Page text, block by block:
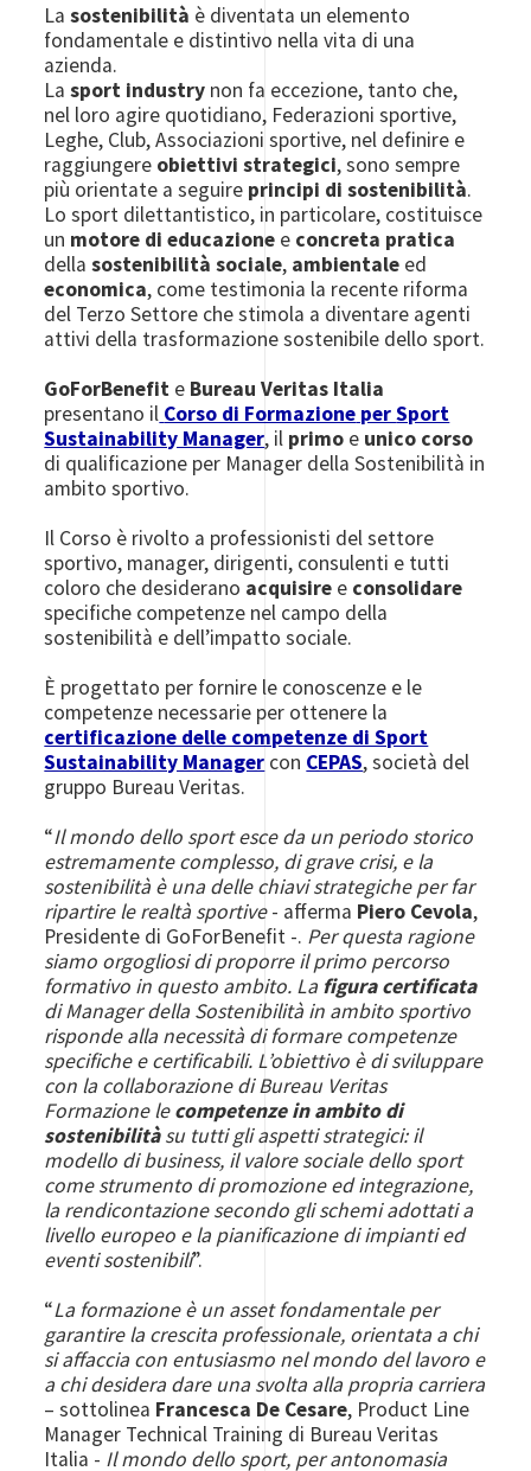
Lasostenibilità è diventata un elemento
fondamentale e distintivo nella vita di una
azienda.
Lasport industry non fa eccezione, tanto che,
nel loro agire quotidiano, Federazioni sportive,
Leghe, Club, Associazioni sportive, nel definire e
raggiungere obiettivi strategici, sono sempre
più orientate a seguire principi di sostenibilità.
Lo sport dilettantistico, in particolare, costituisce
un motore di educazione e concreta pratica
della sostenibilità sociale, ambientale ed
economica, come testimonia la recente riforma
del Terzo Settore che stimola a diventare agenti
attivi della trasformazione sostenibile dello sport.
GoForBenefit e Bureau Veritas Italia
presentano il Corso di Formazione perSport
Sustainability Manager, il primo e unico corso
di qualificazione per Manager della Sostenibilità in
ambito sportivo.
Il Corso è rivolto a professionisti del settore
sportivo, manager, dirigenti, consulenti e tutti
coloro che desiderano acquisire e consolidare
specifiche competenze nel campo della
sostenibilità e dell’impatto sociale.
È progettato per fornire le conoscenze e le
competenze necessarie per ottenere la
certificazione delle competenze di Sport
Sustainability Manager con CEPAS, società del
gruppo Bureau Veritas.
“Il mondo dello sport esce da un periodo storico
estremamente complesso, di grave crisi, e la
sostenibilità è una delle chiavi strategiche per far
ripartire le realtà sportive- afferma Piero Cevola,
Presidente di GoForBenefit -. Per questa ragione
siamo orgogliosi di proporre il primo percorso
formativo in questo ambito. La figura certificata
di Manager della Sostenibilità in ambito sportivo
risponde alla necessità di formare competenze
specifiche e certificabili. L’obiettivo è di sviluppare
con la collaborazione di Bureau Veritas
Formazione lecompetenze in ambito di
sostenibilitàsu tutti gli aspetti strategici: il
modello di business, il valore sociale dello sport
come strumento di promozione ed integrazione,
la rendicontazione secondo gli schemi adottati a
livello europeo e la pianificazione di impianti ed
eventi sostenibili”.
“La formazione è un asset fondamentale per
garantire la crescita professionale, orientata a chi
si affaccia con entusiasmo nel mondo del lavoro e
a chi desidera dare una svolta alla propria carriera
– sottolinea Francesca De Cesare, Product Line
Manager Technical Training di Bureau Veritas
Italia - Il mondo dello sport, per antonomasia